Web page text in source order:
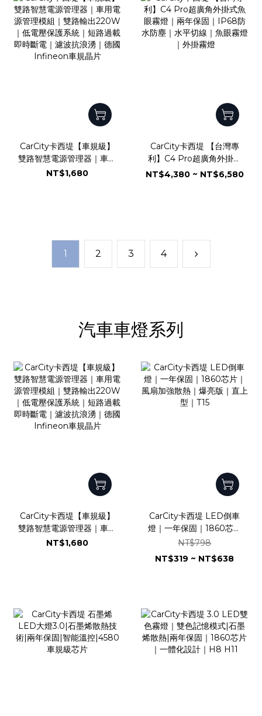
CarCity卡西堤【車規級】
雙路智慧電源管理器｜車用
電源管理模組｜雙路輸出
NT$1,680
CarCity卡西堤 【台灣專
利】C4 Pro超廣角外掛式
魚眼霧燈｜兩年保固｜
NT$4,380 ~ NT$6,580
1 2 3 4
汽車車燈系列
CarCity卡西堤【車規級】
雙路智慧電源管理器｜車用
電源管理模組｜雙路輸出
NT$1,680
CarCity卡西堤 LED倒車
燈｜一年保固｜1860芯片
｜風扇加強散熱｜爆亮版｜
直上型｜T15
NT$798
NT$319 ~ NT$638